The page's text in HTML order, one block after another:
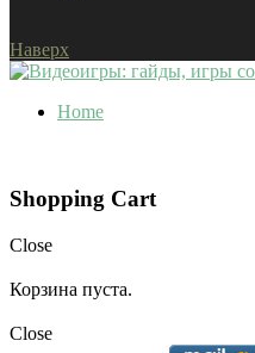
Наверх
Home
Shopping Cart
Close
Корзина пуста.
Close